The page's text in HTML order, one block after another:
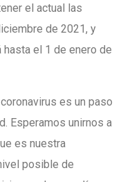
el actual las
de 2021, y
el 1 de enero de
es un paso
Esperamos unirnos a
es nuestra
posible de